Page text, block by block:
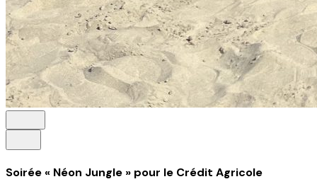
Soirée « Néon Jungle » pour le Crédit Agricole